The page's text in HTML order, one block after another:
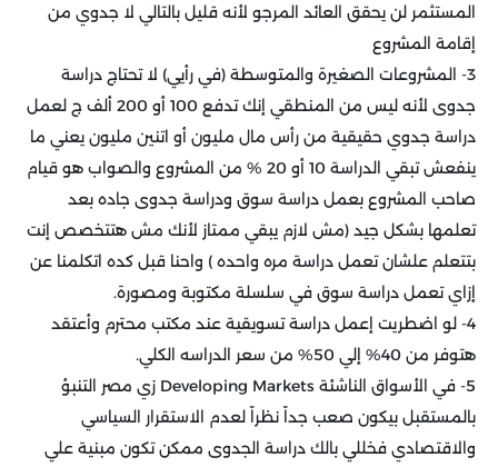
المستثمر لن يحقق العائد المرجو لأنه قليل بالتالي لا جدوي من
إقامة المشروع
3- المشروعات الصغيرة والمتوسطة (في رأيي) لا تحتاج دراسة
جدوى لأنه ليس من المنطقي إنك تدفع 100 أو 200 ألف ج لعمل
دراسة جدوي حقيقية من رأس مال مليون أو اتنين مليون يعني ما
ينفعش تبقي الدراسة 10 أو 20 % من المشروع والصواب هو قيام
صاحب المشروع بعمل دراسة سوق ودراسة جدوى جاده بعد
تعلمها بشكل جيد (مش لازم يبقي ممتاز لأنك مش هتتخصص إنت
بتتعلم علشان تعمل دراسة مره واحده ) واحنا قبل كده اتكلمنا عن
إزاي تعمل دراسة سوق في سلسلة مكتوبة ومصورة.
4- لو اضطريت إعمل دراسة تسويقية عند مكتب محترم وأعتقد
هتوفر من 40% إلي 50% من سعر الدراسه الكلي
.
5- في الأسواق الناشئة
Developing Markets زي مصر التنبؤ
بالمستقبل بيكون صعب جداً نظراً لعدم الاستقرار السياسي
والاقتصادي فخللي بالك دراسة الجدوى ممكن تكون مبنية علي